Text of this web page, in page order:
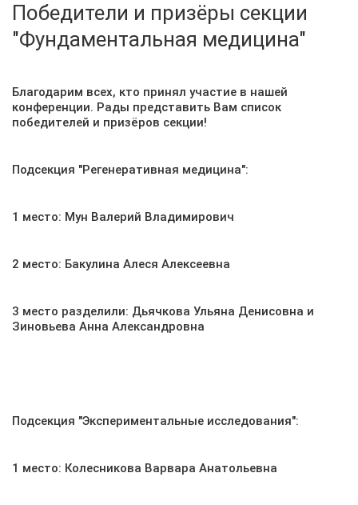
Победители и призёры секции
"Фундаментальная медицина"
Благодарим всех, кто принял участие в нашей
конференции. Рады представить Вам список
победителей и призёров секции!
Подсекция "Регенеративная медицина":
1 место: Мун Валерий Владимирович
2 место: Бакулина Алеся Алексеевна
3 место разделили: Дьячкова Ульяна Денисовна и
Зиновьева Анна Александровна
Подсекция "Экспериментальные исследования":
1 место: Колесникова Варвара Анатольевна